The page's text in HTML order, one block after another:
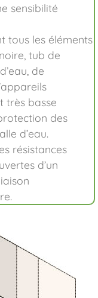
sensibilité
tous les éléments
tub de
de
très basse
des
d’eau.
résistances
d’un